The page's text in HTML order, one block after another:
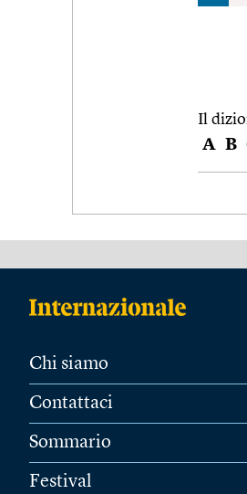
Il
A B
Chi siamo
Contattaci
Sommario
Festival